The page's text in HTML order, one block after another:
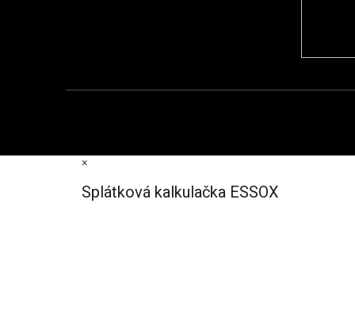
×
Splátková kalkulačka ESSOX